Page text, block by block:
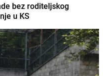
bez roditeljskog
u KS